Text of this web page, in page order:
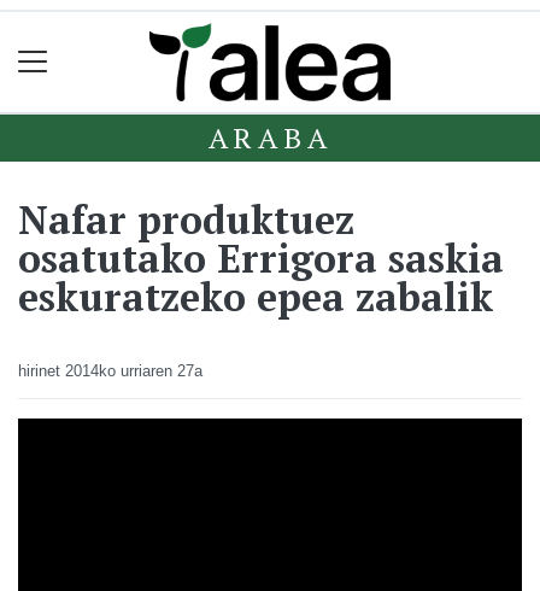
ARABA
Nafar produktuez
osatutako Errigora saskia
eskuratzeko epea zabalik
hirinet 2014ko urriaren 27a